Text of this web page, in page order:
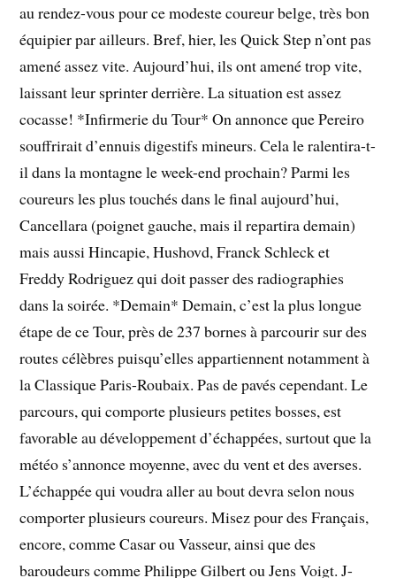
au rendez-vous pour ce modeste coureur belge, très bon
équipier par ailleurs. Bref, hier, les Quick Step n’ont pas
amené assez vite. Aujourd’hui, ils ont amené trop vite,
laissant leur sprinter derrière. La situation est assez
cocasse! *Infirmerie du Tour* On annonce que Pereiro
souffrirait d’ennuis digestifs mineurs. Cela le ralentira-t-
il dans la montagne le week-end prochain? Parmi les
coureurs les plus touchés dans le final aujourd’hui,
Cancellara (poignet gauche, mais il repartira demain)
mais aussi Hincapie, Hushovd, Franck Schleck et
Freddy Rodriguez qui doit passer des radiographies
dans la soirée. *Demain* Demain, c’est la plus longue
étape de ce Tour, près de 237 bornes à parcourir sur des
routes célèbres puisqu’elles appartiennent notamment à
la Classique Paris-Roubaix. Pas de pavés cependant. Le
parcours, qui comporte plusieurs petites bosses, est
favorable au développement d’échappées, surtout que la
météo s’annonce moyenne, avec du vent et des averses.
L’échappée qui voudra aller au bout devra selon nous
comporter plusieurs coureurs. Misez pour des Français,
encore, comme Casar ou Vasseur, ainsi que des
baroudeurs comme Philippe Gilbert ou Jens Voigt. J-